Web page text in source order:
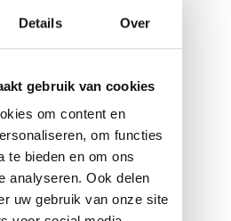
Details Over
gebruik van cookies
om content en
om functies
te bieden en om ons
analyseren. Ook delen
uw gebruik van onze site